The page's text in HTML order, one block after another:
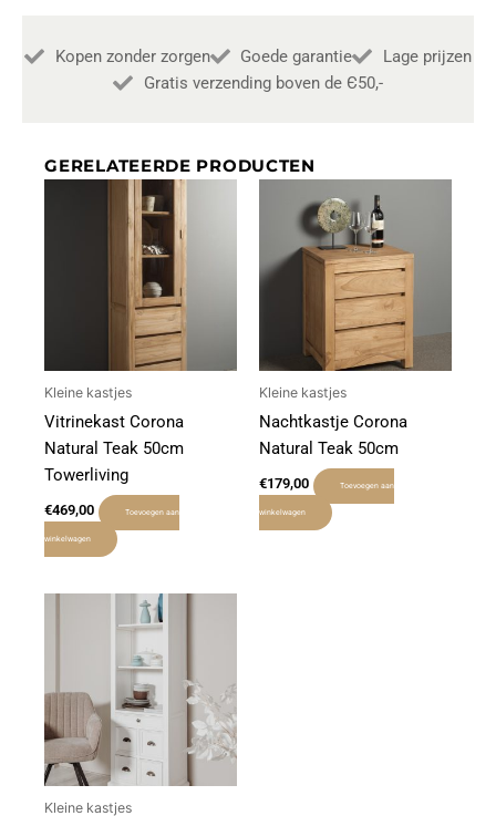
aantalKopen zonder zorgen Goede garantie
Lage prijzen
Gratis verzending boven de Є50,-
GERELATEERDE PRODUCTEN
Kleine kastjes
Vitrinekast Corona
Natural Teak 50cm
Towerliving
€469,00 Toevoegen aan
winkelwagen
Kleine kastjes
Nachtkastje Corona
Natural Teak 50cm
€179,00 Toevoegen aan
winkelwagen
Kleine kastjes